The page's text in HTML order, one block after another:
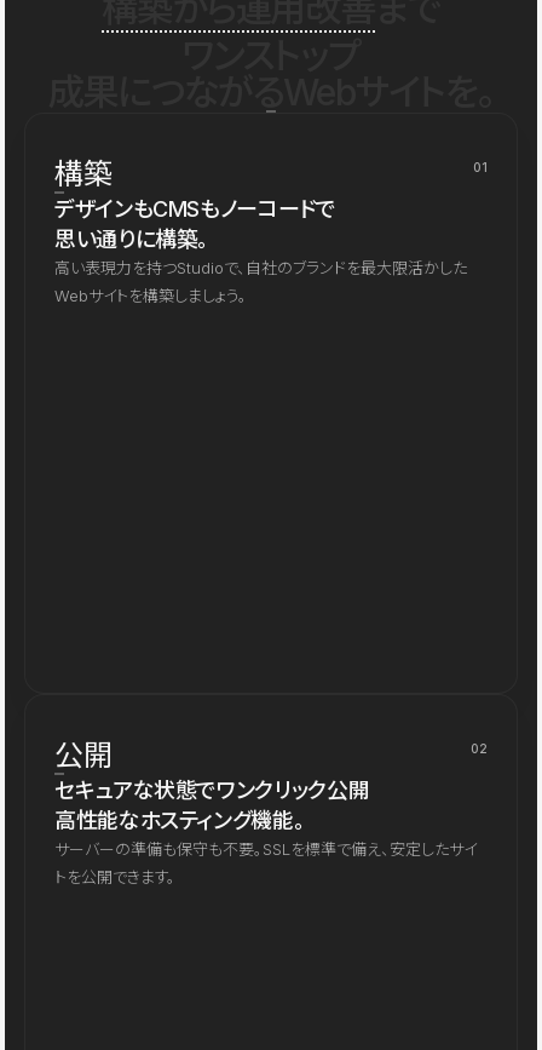
構築 01
デザインもCMSもノーコードで
思い通りに構築。
高い表現力を持つStudioで、自社のブランドを最大限活かした
Webサイトを構築しましょう。
公開 02
セキュアな状態でワンクリック公開
高性能なホスティング機能。
サーバーの準備も保守も不要。SSLを標準で備え、安定したサイ
トを公開できます。